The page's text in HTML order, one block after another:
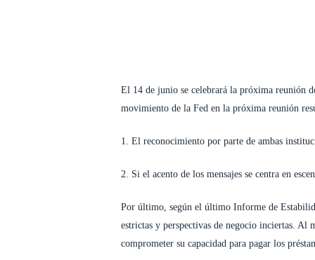
El 14 de junio se celebrará la próxima reunión
movimiento de la Fed en la próxima reunión
1. El reconocimiento por parte de ambas
2. Si el acento de los mensajes se centra en
Por último, según el último Informe de
estrictas y perspectivas de negocio inciertas.
comprometer su capacidad para pagar los